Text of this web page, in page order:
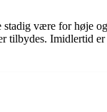
være for høje
Imidlertid